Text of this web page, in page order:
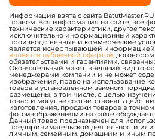
Информация взята с сайта
правом. Вся информация на сайте, все
технические характеристики, другое
исключительно информационный
производственные и коммерческие
является исчерпывающей информацией
является публичной офертой,
обязательствами и гарантиями,
Окончательный макет, внешний вид
менеджерами компании и не может
изображения, право на использование
товара в установленном законом
размещены, в том числе, с целью
товар и могут не соответствовать
изготовления, продажи товаров в точном
фотоизображениями на сайте
Данный товар предназначен для
предпринимательской деятельности
личным, семейным, домашним и иным